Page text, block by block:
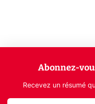
Abonnez-
Recevez un résumé